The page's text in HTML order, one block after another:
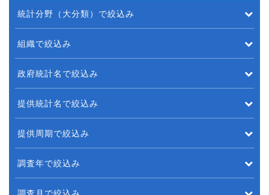
統計分野（大分類）で絞込み
組織で絞込み
政府統計名で絞込み
提供統計名で絞込み
提供周期で絞込み
調査年で絞込み